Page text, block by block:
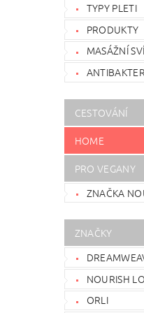
TYPY PLETI
PRODUKTY
MASÁŽNÍ
CESTOVÁNÍ
HOME
PRO VEGANY
ZNAČKA
ZNAČKY
NOURISH
ORLI